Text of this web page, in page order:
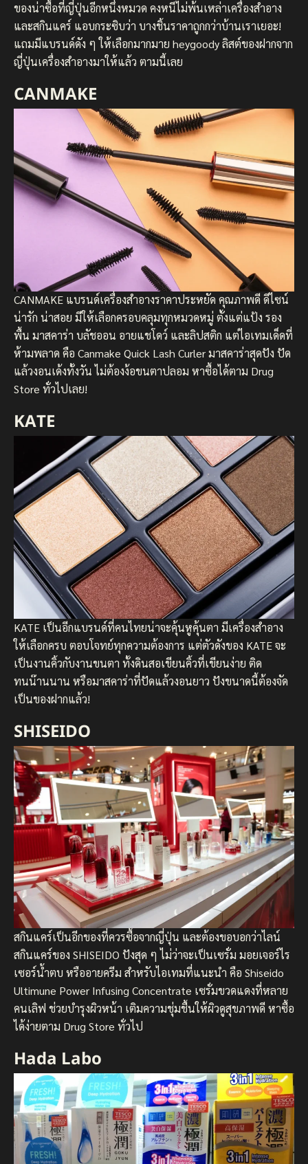
ของน่าซื้อที่ญี่ปุ่นอีกหนึ่งหมวด คงหนีไม่พ้นเหล่าเครื่องสำอาง
และสกินแคร์ แอบกระซิบว่า บางชิ้นราคาถูกกว่าบ้านเราเยอะ!
แถมมีแบรนด์ดัง ๆ ให้เลือกมากมาย heygoody ลิสต์ของฝากจาก
ญี่ปุ่นเครื่องสําอางมาให้แล้ว ตามนี้เลย
CANMAKE
CANMAKE แบรนด์เครื่องสำอางราคาประหยัด คุณภาพดี ดีไซน์
น่ารัก น่าสอย มีให้เลือกครอบคลุมทุกหมวดหมู่ ตั้งแต่แป้ง รอง
พื้น มาสคาร่า บลัชออน อายแชโดว์ และลิปสติก แต่ไอเทมเด็ดที่
ห้ามพลาด คือ Canmake Quick Lash Curler มาสคาร่าสุดปัง ปัด
แล้วงอนเด้งทั้งวัน ไม่ต้องง้อขนตาปลอม หาซื้อได้ตาม Drug
Store ทั่วไปเลย!
KATE
KATE เป็นอีกแบรนด์ที่คนไทยน่าจะคุ้นหูคุ้นตา มีเครื่องสำอาง
ให้เลือกครบ ตอบโจทย์ทุกความต้องการ แต่ตัวดังของ KATE จะ
เป็นงานคิ้วกับงานขนตา ทั้งดินสอเขียนคิ้วที่เขียนง่าย ติด
ทนน๊านนาน หรือมาสคาร่าที่ปัดแล้วงอนยาว ปังขนาดนี้ต้องจัด
เป็นของฝากแล้ว!
SHISEIDO
สกินแคร์เป็นอีกของที่ควรซื้อจากญี่ปุ่น และต้องขอบอกว่าไลน์
สกินแคร์ของ SHISEIDO ปังสุด ๆ ไม่ว่าจะเป็นเซรั่ม มอยเจอร์ไร
เซอร์น้ำตบ หรืออายครีม สำหรับไอเทมที่แนะนำ คือ Shiseido
Ultimune Power Infusing Concentrate เซรั่มขวดแดงที่หลาย
คนเลิฟ ช่วยบำรุงผิวหน้า เติมความชุ่มชื้นให้ผิวดูสุขภาพดี หาซื้อ
ได้ง่ายตาม Drug Store ทั่วไป
Hada Labo